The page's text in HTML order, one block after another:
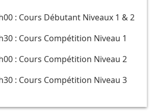
: Cours Débutant Niveaux 1 & 2
: Cours Compétition Niveau 1
: Cours Compétition Niveau 2
: Cours Compétition Niveau 3